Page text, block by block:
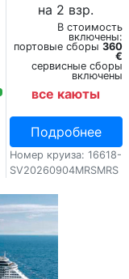
на 2 взр.
В стоимость
включены:
портовые сборы 360
€
сервисные сборы
включены
все каюты
Подробнее
Номер круиза: 16618-
SV20260904MRSMRS